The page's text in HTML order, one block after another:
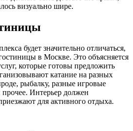
визуально шире.
будет значительно отличаться,
в Москве. Это объясняется
которые готовы предложить
катание на разных
рыбалку, разные игровые
Интерьер должен
для активного отдыха.